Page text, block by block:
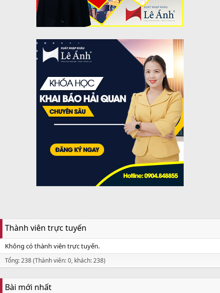
Thành viên trực tuyến
Không có thành viên trực tuyến.
Tổng: 238 (Thành viên: 0, khách: 238)
Bài mới nhất